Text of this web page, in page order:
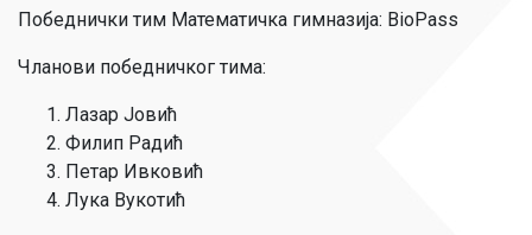
Победнички тим Математичка гимназија: BioPass
Чланови победничког тима:
Лазар Јовић
Филип Радић
Петар Ивковић
Лука Вукотић